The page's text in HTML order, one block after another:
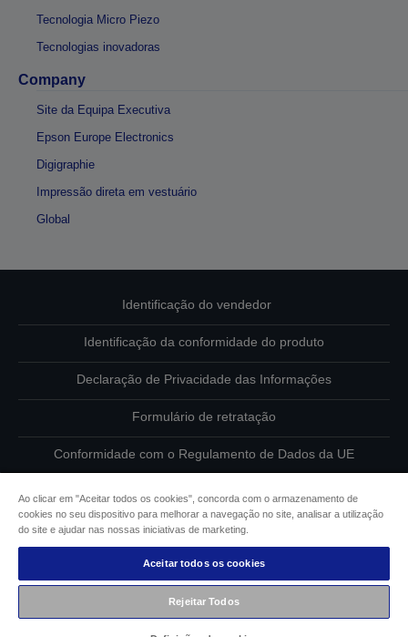
Tecnologia Micro Piezo
Tecnologias inovadoras
Company
Site da Equipa Executiva
Epson Europe Electronics
Digigraphie
Impressão direta em vestuário
Global
Identificação do vendedor
Identificação da conformidade do produto
Declaração de Privacidade das Informações
Formulário de retratação
Conformidade com o Regulamento de Dados da UE
Informações sobre cookies
Compromisso da Epson para com a acessibilidade
Copyright © 2026 Seiko Epson
Ao clicar em "Aceitar todos os cookies", concorda com o armazenamento de
cookies no seu dispositivo para melhorar a navegação no site, analisar a utilização
do site e ajudar nas nossas iniciativas de marketing.
Aceitar todos os cookies
Rejeitar Todos